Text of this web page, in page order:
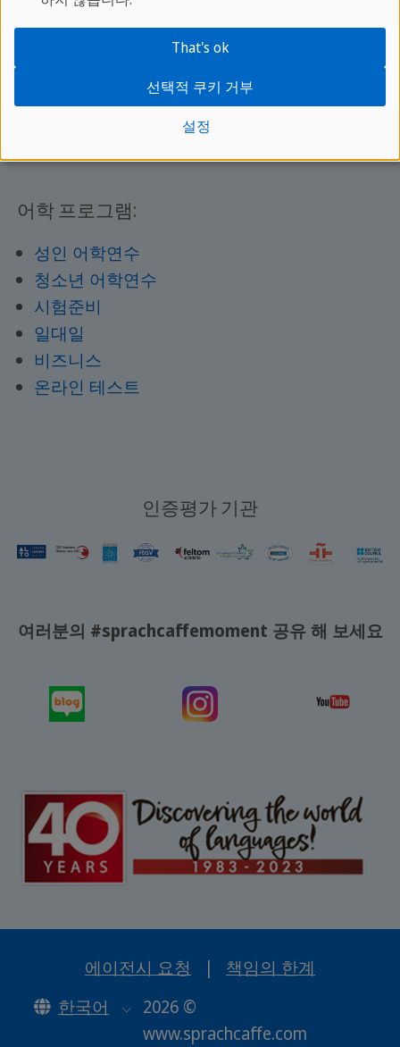
세인트 줄리앙스(영어)
말라가(스페인어)
어학 프로그램:
성인 어학연수
청소년 어학연수
시험준비
일대일
비즈니스
온라인 테스트
인증평가 기관
여러분의 #sprachcaffemoment 공유 해 보세요
에이전시 요청 |
책임의 한계
한국어
2026 ©
www.sprachcaffe.com
설정
선택적 쿠키 거부
That's ok